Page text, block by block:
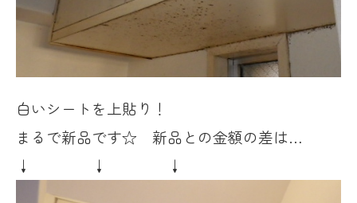
白いシートを上貼り！
まるで新品です☆ 新品との金額の差は…
↓ ↓ ↓